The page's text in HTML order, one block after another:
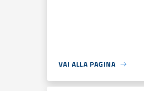
VAI ALLA PAGINA